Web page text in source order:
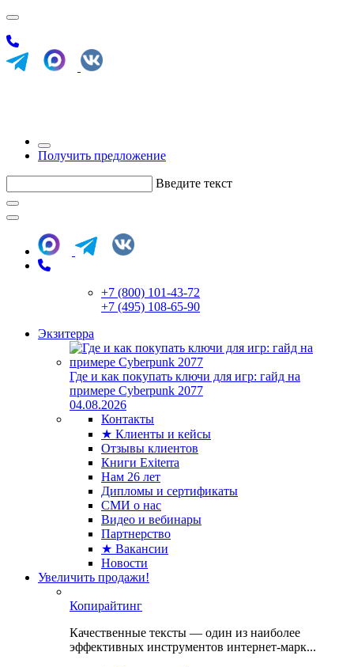
Получить предложение
Введите текст
+7 (800) 101-43-72
+7 (495) 108-65-90
Экзитерра
Где и как покупать ключи для игр: гайд на
примере Cyberpunk 2077
04.08.2026
Контакты
★ Клиенты и кейсы
Отзывы клиентов
Книги Exiterra
Нам 26 лет
Дипломы и сертификаты
СМИ о нас
Видео и вебинары
Партнерство
★ Вакансии
Новости
Увеличить продажи!
Копирайтинг
Качественные тексты — один из наиболее
эффективных инструментов интернет-марк...